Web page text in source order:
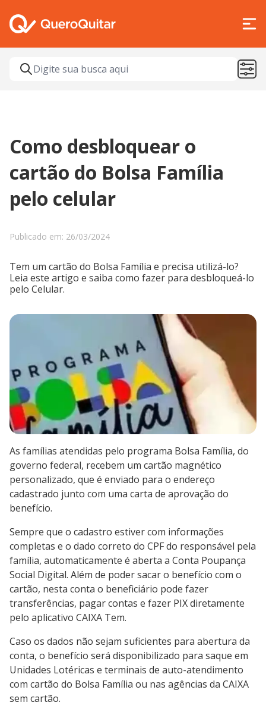
Como desbloquear o
cartão do Bolsa Família
pelo celular
Publicado em: 26/03/2024
Tem um cartão do Bolsa Família e precisa utilizá-lo?
Leia este artigo e saiba como fazer para desbloqueá-lo
pelo Celular.
As famílias atendidas pelo programa Bolsa Família, do
governo federal, recebem um cartão magnético
personalizado, que é enviado para o endereço
cadastrado junto com uma carta de aprovação do
benefício.
Sempre que o cadastro estiver com informações
completas e o dado correto do CPF do responsável pela
família, automaticamente é aberta a Conta Poupança
Social Digital. Além de poder sacar o benefício com o
cartão, nesta conta o beneficiário pode fazer
transferências, pagar contas e fazer PIX diretamente
pelo aplicativo CAIXA Tem.
Caso os dados não sejam suficientes para abertura da
conta, o benefício será disponibilizado para saque em
Unidades Lotéricas e terminais de auto-atendimento
com cartão do Bolsa Família ou nas agências da CAIXA
sem cartão.